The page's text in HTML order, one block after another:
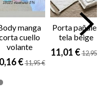
manga
cuello
volante
€11,95 €
Porta pañales
tela beige
11,01 €12,95 €